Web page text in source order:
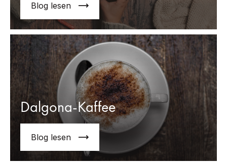
Blog lesen
Dalgona-Kaffee
Blog lesen